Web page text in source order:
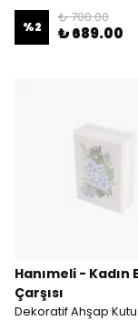
%2
₺ 700.00
₺ 689.00
Hanımeli - Kadın
Çarşısı
Dekoratif Ahşap Kutu